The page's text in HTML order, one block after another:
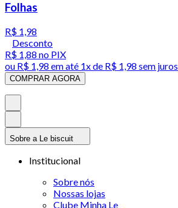
Folhas
R$ 1,98
Desconto
R$ 1,88 no PIX
ou R$ 1,98 em até 1x de R$ 1,98 sem juros
COMPRAR AGORA
Sobre a Le biscuit
Institucional
Sobre nós
Nossas lojas
Clube Minha Le